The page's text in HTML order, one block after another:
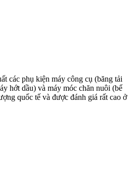
các phụ kiện máy công cụ (băng tải
hớt dầu) và máy móc chăn nuôi (bể
quốc tế và được đánh giá rất cao ở